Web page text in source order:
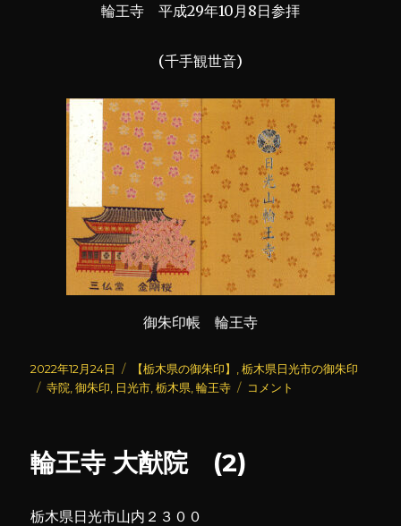
輪王寺 平成29年10月8日参拝
(千手観世音)
御朱印帳 輪王寺
投
稿
2022年12月24日
カ
テ
【栃木県の御朱印】 ,栃木県日光市の御朱印
タ
寺院 ,御朱印 日光市 ,栃木県 ,輪王寺
輪
コメント
輪王寺 大猷院 (2)
栃木県日光市山内２３００